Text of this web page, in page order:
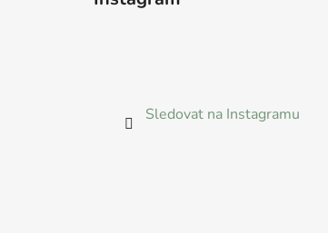
Sledovat na Instagramu